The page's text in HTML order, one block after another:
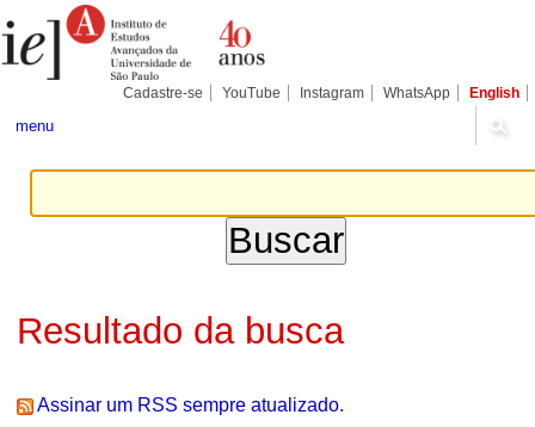
para
conteúdo.
Pessoais
Cadastre-se YouTube Instagram WhatsApp English
menu
Resultado da busca
Assinar um RSS sempre atualizado.